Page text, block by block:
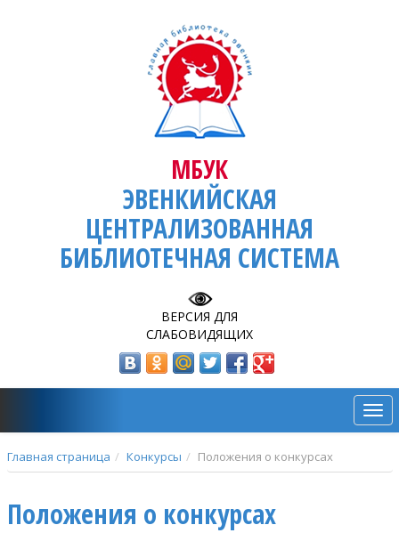
МБУК
ЭВЕНКИЙСКАЯ
ЦЕНТРАЛИЗОВАННАЯ
БИБЛИОТЕЧНАЯ СИСТЕМА
ВЕРСИЯ ДЛЯ
СЛАБОВИДЯЩИХ
Главная страница Конкурсы Положения о конкурсах
Положения о конкурсах